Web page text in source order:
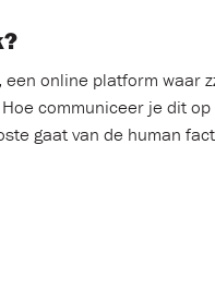
online platform waar
communiceer je dit
gaat van de human